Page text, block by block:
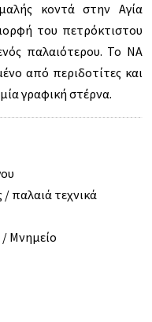
κοντά στην Αγία
του πετρόκτιστου
παλαιότερου. Το ΝΑ
από περιδοτίτες και
γραφική στέρνα.
/ παλαιά τεχνικά
Μνημείο